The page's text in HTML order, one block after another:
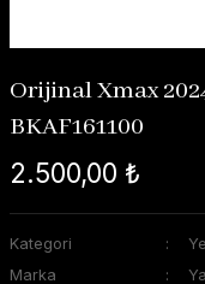
Orijinal Xmax
BKAF161100
2.500,00 ₺
Kategori
Marka